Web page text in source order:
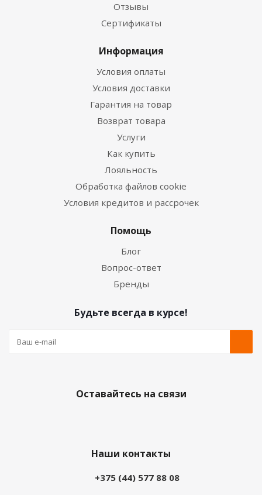
Отзывы
Сертификаты
Информация
Условия оплаты
Условия доставки
Гарантия на товар
Возврат товара
Услуги
Как купить
Лояльность
Обработка файлов cookie
Условия кредитов и рассрочек
Помощь
Блог
Вопрос-ответ
Бренды
Будьте всегда в курсе!
Оставайтесь на связи
Наши контакты
+375 (44) 577 88 08